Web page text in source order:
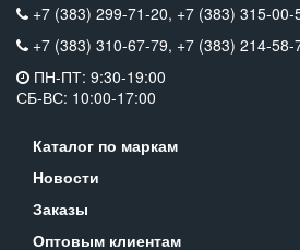
+7 (383) 299-71-20, +7 (383) 315-00-
+7 (383) 310-67-79, +7 (383) 214-58-
ПН-ПТ: 9:30-19:00
СБ-ВС: 10:00-17:00
Каталог по маркам
Новости
Заказы
Оптовым клиентам